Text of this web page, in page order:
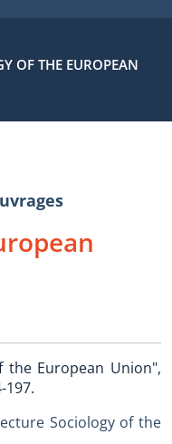
OF THE EUROPEAN
the European Union",
197.
Sociology of the